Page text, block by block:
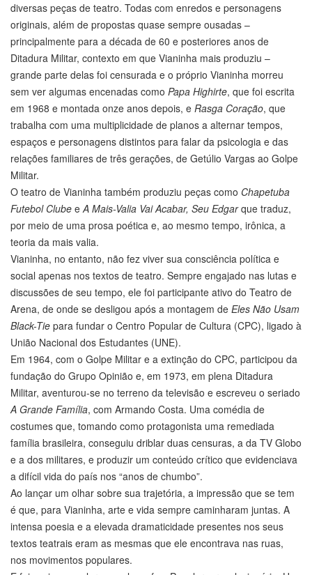
diversas peças de teatro. Todas com enredos e personagens
originais, além de propostas quase sempre ousadas –
principalmente para a década de 60 e posteriores anos de
Ditadura Militar, contexto em que Vianinha mais produziu –
grande parte delas foi censurada e o próprio Vianinha morreu
sem ver algumas encenadas como Papa Highirte, que foi escrita
em 1968 e montada onze anos depois, e Rasga Coração, que
trabalha com uma multiplicidade de planos a alternar tempos,
espaços e personagens distintos para falar da psicologia e das
relações familiares de três gerações, de Getúlio Vargas ao Golpe
Militar.
O teatro de Vianinha também produziu peças como Chapetuba
Futebol Clube eA Mais-Valia Vai Acabar, Seu Edgarque traduz,
por meio de uma prosa poética e, ao mesmo tempo, irônica, a
teoria da mais valia.
Vianinha, no entanto, não fez viver sua consciência política e
social apenas nos textos de teatro. Sempre engajado nas lutas e
discussões de seu tempo, ele foi participante ativo do Teatro de
Arena, de onde se desligou após a montagem de Eles Não Usam
Black-Tie para fundar o Centro Popular de Cultura (CPC), ligado à
União Nacional dos Estudantes (UNE).
Em 1964, com o Golpe Militar e a extinção do CPC, participou da
fundação do Grupo Opinião e, em 1973, em plena Ditadura
Militar, aventurou-se no terreno da televisão e escreveu o seriado
A Grande Família, com Armando Costa. Uma comédia de
costumes que, tomando como protagonista uma remediada
família brasileira, conseguiu driblar duas censuras, a da TV Globo
e a dos militares, e produzir um conteúdo crítico que evidenciava
a difícil vida do país nos “anos de chumbo”.
Ao lançar um olhar sobre sua trajetória, a impressão que se tem
é que, para Vianinha, arte e vida sempre caminharam juntas. A
intensa poesia e a elevada dramaticidade presentes nos seus
textos teatrais eram as mesmas que ele encontrava nas ruas,
nos movimentos populares.